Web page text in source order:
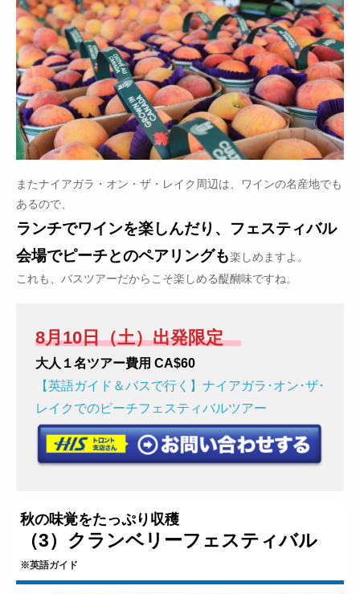
またナイアガラ・オン・ザ・レイク周辺は、ワインの名産地でも
あるので、
ランチでワインを楽しんだり、フェスティバル
会場でピーチとのペアリングも楽しめますよ。
これも、バスツアーだからこそ楽しめる醍醐味ですね。
8月10日（土）出発限定
大人１名ツアー費用 CA$60
【英語ガイド＆バスで行く】ナイアガラ･オン･ザ･
レイクでのピーチフェスティバルツアー
秋の味覚をたっぷり収穫
（3）クランベリーフェスティバル
※英語ガイド